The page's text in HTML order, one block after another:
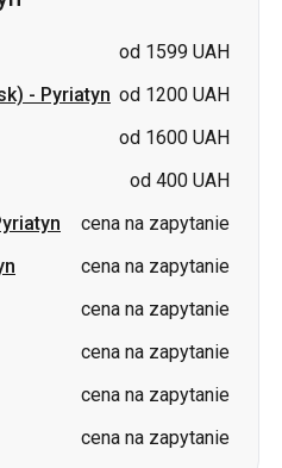
od 400 UAH
cena na zapytanie
cena na zapytanie
cena na zapytanie
cena na zapytanie
cena na zapytanie
cena na zapytanie